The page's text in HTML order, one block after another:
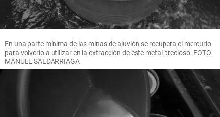
En una parte mínima de las minas de aluvión se recupera el mercurio
para volverlo a utilizar en la extracción de este metal precioso. FOTO
MANUEL SALDARRIAGA